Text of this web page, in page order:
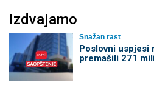
Izdvajamo
Snažan rast
Poslovni uspjesi
premašili 271